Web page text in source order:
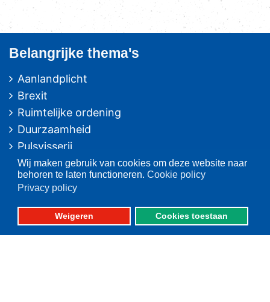
Wij maken gebruik van cookies om deze website naar
behoren te laten functioneren. Cookie policy
Privacy policy
Weigeren Cookies toestaan
Belangrijke thema's
Aanlandplicht
Brexit
Ruimtelijke ordening
Duurzaamheid
Pulsvisserij
Innovatie
Algemeen/Overig beleid
Vissers voor schone zee
Op deze website